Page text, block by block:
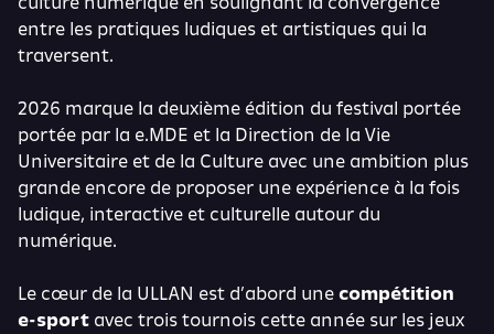
entre les pratiques ludiques et artistiques qui la
traversent.
2026 marque la deuxième édition du festival portée
portée par la e.MDE et la Direction de la Vie
Universitaire et de la Culture avec une ambition plus
grande encore de proposer une expérience à la fois
ludique, interactive et culturelle autour du
numérique.
Le cœur de la ULLAN est d’abord une compétition
e-sport avec trois tournois cette année sur les jeux